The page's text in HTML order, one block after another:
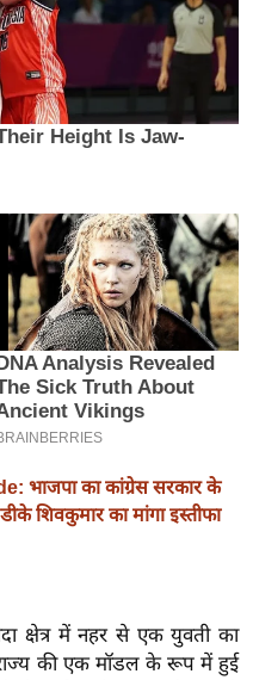
भाजपा का कांग्रेस सरकार के
शिवकुमार का मांगा इस्तीफा
क्षेत्र में नहर से एक युवती का
की एक मॉडल के रूप में हुई